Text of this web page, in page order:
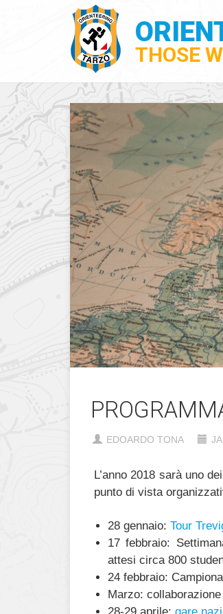
THOSE
EDOARDO TONA
L’anno 2018 sarà uno
punto di vista
28 gennaio: Tour
17 febbraio:
attesi circa 800
24 febbraio:
Marzo:
28-29 aprile: gare